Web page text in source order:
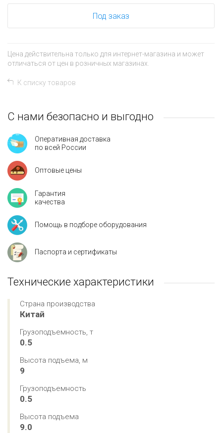
Под заказ
Цена действительна только для интернет-магазина и может
отличаться от цен в розничных магазинах.
К списку товаров
С нами безопасно и выгодно
Оперативная доставка
по всей России
Оптовые цены
Гарантия
качества
Помощь в подборе оборудования
Паспорта и сертификаты
Технические характеристики
Страна производства
Китай
Грузоподъемность, т
0.5
Высота подъема, м
9
Грузоподъемность
0.5
Высота подъема
9.0